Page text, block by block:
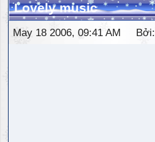
Lovely music
May 18 2006, 09:41 AM Bởi: